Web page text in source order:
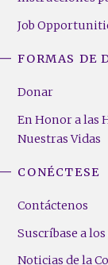
Job
FORMAS DE
Donar
En Honor a las
Nuestras Vidas
CONÉCTESE
Contáctenos
Suscríbase a
Noticias de la